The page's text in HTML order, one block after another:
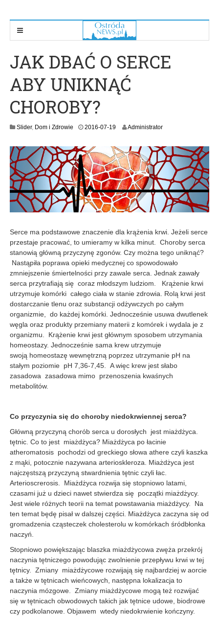
JAK DBAĆ O SERCE
ABY UNIKNĄĆ
CHOROBY?
Slider, Dom i Zdrowie 2016-07-192
6
-
1
2
-
2
8
Administrator
Serce ma podstawowe znaczenie dla krążenia krwi. Jeżeli serce
przestaje pracować, to umieramy w kilka minut. Choroby serca
stanowią główną przyczynę zgonów. Czy można tego uniknąć?
Nastąpiła poprawa opieki medycznej co spowodowało
zmniejszenie śmiertelności przy zawale serca. Jednak zawały
serca przytrafiają się coraz młodszym ludziom. Krążenie krwi
utrzymuje komórki całego ciała w stanie zdrowia. Rolą krwi jest
dostarczanie tlenu oraz substancji odżywczych po całym
organizmie, do każdej komórki. Jednocześnie usuwa dwutlenek
węgla oraz produkty przemiany materii z komórek i wydala je z
organizmu. Krążenie krwi jest głównym sposobem utrzymania
homeostazy. Jednocześnie sama krew utrzymuje
swoją homeostazę wewnętrzną poprzez utrzymanie pH na
stałym poziomie pH 7,36-7,45. A więc krew jest słabo
zasadowa zasadowa mimo przenoszenia kwaśnych
metabolitów.
Co przyczynia się do choroby niedokrwiennej serca?
Główną przyczyną chorób serca u dorosłych jest miażdżyca.
tętnic. Co to jest miażdżyca? Miażdżyca po łacinie
atheromatosis pochodzi od greckiego słowa athere czyli kaszka
z mąki, potocznie nazywana arterioskleroza. Miażdżyca jest
najczęstszą przyczyną stwardnienia tętnic czyli łac.
Arterioscrerosis. Miażdżyca rozwija się stopniowo latami,
czasami już u dzieci nawet stwierdza się początki miażdżycy.
Jest wiele różnych teorii na temat powstawania miażdżycy. Na
ten temat będę pisał w dalszej części. Miażdżyca zaczyna się od
gromadzenia cząsteczek cholesterolu w komórkach śródbłonka
naczyń.
Stopniowo powiększając blaszka miażdżycowa zwęża przekrój
naczynia tętniczego powodując zwolnienie przepływu krwi w tej
tętnicy. Zmiany miażdżycowe rozwijają się najbardziej w aorcie
a także w tętnicach wieńcowych, następna lokalizacja to
naczynia mózgowe. Zmiany miażdżycowe mogą też rozwijać
się w tętnicach obwodowych takich jak tętnice udowe, biodrowe
czy podkolanowe. Objawem wtedy niedokrwienie kończyny.